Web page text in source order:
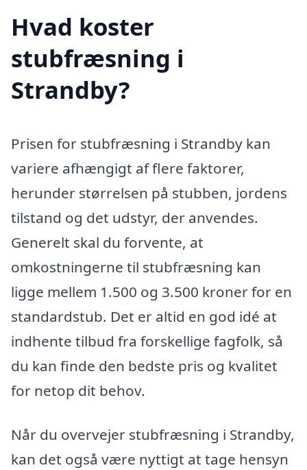
Hvad koster
stubfræsning i
Strandby?
Prisen for stubfræsning i Strandby kan
variere afhængigt af flere faktorer,
herunder størrelsen på stubben, jordens
tilstand og det udstyr, der anvendes.
Generelt skal du forvente, at
omkostningerne til stubfræsning kan
ligge mellem 1.500 og 3.500 kroner for en
standardstub. Det er altid en god idé at
indhente tilbud fra forskellige fagfolk, så
du kan finde den bedste pris og kvalitet
for netop dit behov.
Når du overvejer stubfræsning i Strandby,
kan det også være nyttigt at tage hensyn